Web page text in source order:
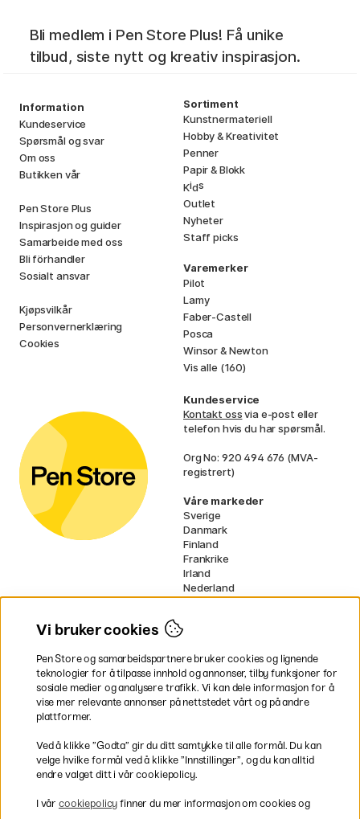
Bli medlem i Pen Store Plus! Få unike
tilbud, siste nytt og kreativ inspirasjon.
Information
Kundeservice
Spørsmål og svar
Om oss
Butikken vår
Pen Store Plus
Inspirasjon og guider
Samarbeide med oss
Bli förhandler
Sosialt ansvar
Kjøpsvilkår
Personvernerklæring
Cookies
Sortiment
Kunstnermateriell
Hobby & Kreativitet
Penner
Papir & Blokk
Kids
Outlet
Nyheter
Staff picks
Varemerker
Pilot
Lamy
Faber-Castell
Posca
Winsor & Newton
Vis alle (160)
Kundeservice
Kontakt ossvia e-post eller
telefon hvis du har spørsmål.
Org No: 920 494 676 (MVA-
registrert)
Våre markeder
Sverige
Danmark
Finland
Frankrike
Irland
Nederland
Tyskland
* Spesifikkefraktvilkårgjelder for
voluminøse varer.
Rask og smidig levering
Vi bruker cookies
Pen Store og samarbeidspartnere bruker cookies og lignende
teknologier for å tilpasse innhold og annonser, tilby funksjoner for
sosiale medier og analysere trafikk. Vi kan dele informasjon for å
vise mer relevante annonser på nettstedet vårt og på andre
plattformer.
Ved å klikke ”Godta” gir du ditt samtykke til alle formål. Du kan
velge hvilke formål ved å klikke ”Innstillinger”, og du kan alltid
endre valget ditt i vår cookiepolicy.
I vår cookiepolicy finner du mer informasjon om cookies og